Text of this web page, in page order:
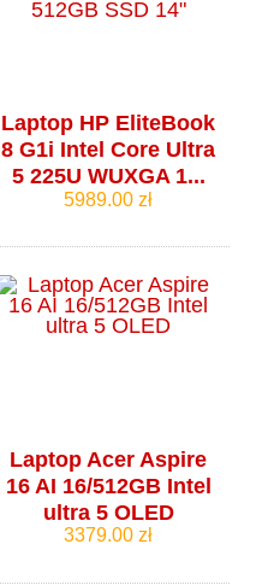
Laptop HP EliteBook
8 G1i Intel Core Ultra
5 225U WUXGA 1...
5989.00 zł
Laptop Acer Aspire
16 AI 16/512GB Intel
ultra 5 OLED
3379.00 zł